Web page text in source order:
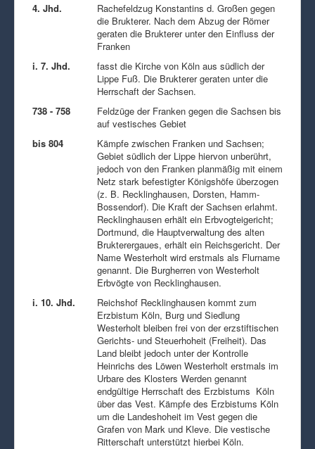
4. Jhd.
Rachefeldzug Konstantins d. Großen gegen
die Brukterer. Nach dem Abzug der Römer
geraten die Brukterer unter den Einfluss der
Franken
i. 7. Jhd.
fasst die Kirche von Köln aus südlich der
Lippe Fuß. Die Brukterer geraten unter die
Herrschaft der Sachsen.
738 - 758
Feldzüge der Franken gegen die Sachsen bis
auf vestisches Gebiet
bis 804
Kämpfe zwischen Franken und Sachsen;
Gebiet südlich der Lippe hiervon unberührt,
jedoch von den Franken planmäßig mit einem
Netz stark befestigter Königshöfe überzogen
(z. B. Recklinghausen, Dorsten, Hamm-
Bossendorf). Die Kraft der Sachsen erlahmt.
Recklinghausen erhält ein Erbvogteigericht;
Dortmund, die Hauptverwaltung des alten
Brukterergaues, erhält ein Reichsgericht. Der
Name Westerholt wird erstmals als Flurname
genannt. Die Burgherren von Westerholt
Erbvögte von Recklinghausen.
i. 10. Jhd.
Reichshof Recklinghausen kommt zum
Erzbistum Köln, Burg und Siedlung
Westerholt bleiben frei von der erzstiftischen
Gerichts- und Steuerhoheit (Freiheit). Das
Land bleibt jedoch unter der Kontrolle
Heinrichs des Löwen Westerholt erstmals im
Urbare des Klosters Werden genannt
endgültige Herrschaft des Erzbistums Köln
über das Vest. Kämpfe des Erzbistums Köln
um die Landeshoheit im Vest gegen die
Grafen von Mark und Kleve. Die vestische
Ritterschaft unterstützt hierbei Köln.